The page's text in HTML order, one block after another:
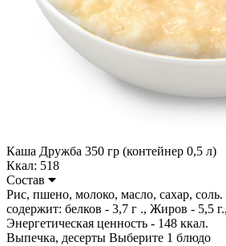
Каша Дружба 350 гр (контейнер 0,5 л)
Ккал: 518
Состав
Рис, пшено, молоко, масло, сахар,
содержит: белков - 3,7 г ., Жиров - 5,5
Энергетическая ценность - 148 ккал.
Выпечка, десерты Выберите 1 блюдо